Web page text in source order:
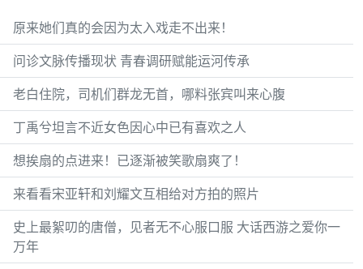
原来她们真的会因为太入戏走不出来！
问诊文脉传播现状 青春调研赋能运河传承
老白住院，司机们群龙无首，哪料张宾叫来心腹
丁禹兮坦言不近女色因心中已有喜欢之人
想挨扇的点进来！已逐渐被笑歌扇爽了！
来看看宋亚轩和刘耀文互相给对方拍的照片
史上最絮叨的唐僧，见者无不心服口服 大话西游之爱你一
万年